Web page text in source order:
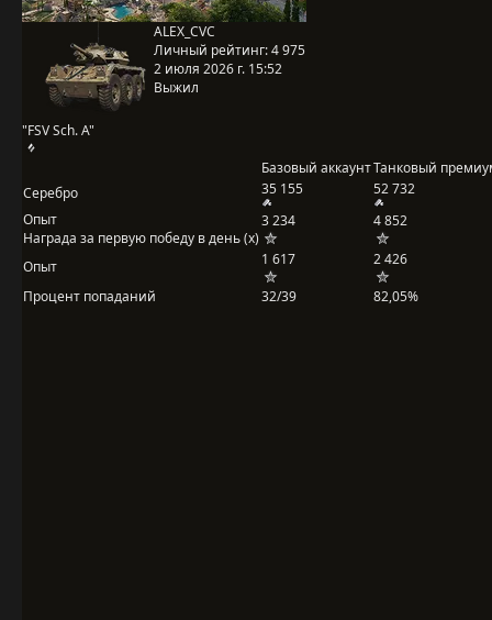
"FSV Sch. A"
ALEX_CVC
Личный рейтинг:4 975
2 июля 2026 г. 15:52
Выжил
Базовый аккаунтТанковый
Серебро
35 155
52 732
Опыт
Награда за первую победу в день (x)
3 234 4 852
Опыт 1 617
2 426
Процент попаданий
32/39 82,05%